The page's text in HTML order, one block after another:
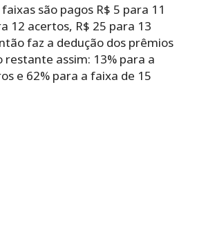
são pagos R$ 5 para 11
12 acertos, R$ 25 para 13
faz a dedução dos prêmios
restante assim: 13% para a
e 62% para a faixa de 15